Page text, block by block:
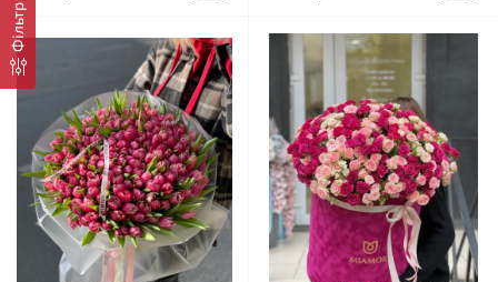
Фільтр